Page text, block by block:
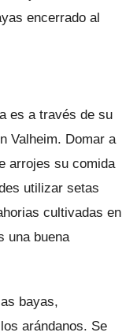
encerrado al
es a través de su
Valheim. Domar a
arrojes su comida
utilizar setas
cultivadas en
una buena
bayas,
arándanos. Se